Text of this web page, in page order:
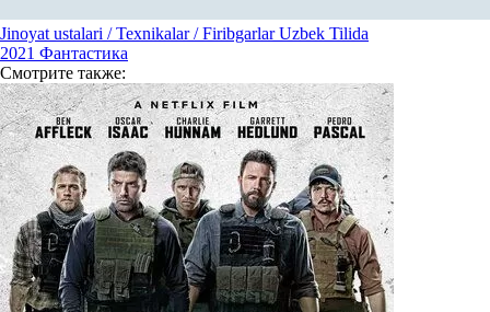
Jinoyat ustalari / Texnikalar / Firibgarlar Uzbek Tilida
2021 Фантастика
Смотрите также: